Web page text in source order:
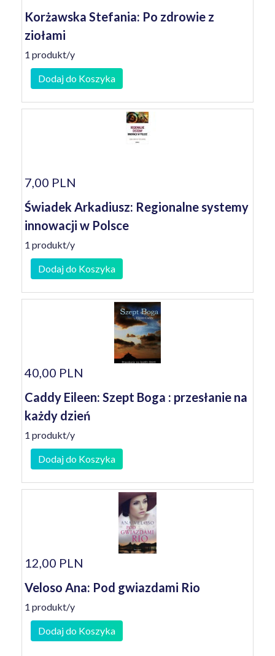
Korżawska Stefania: Po zdrowie z
ziołami
1 produkt/y
Dodaj do Koszyka
7,00 PLN
Świadek Arkadiusz: Regionalne systemy
innowacji w Polsce
1 produkt/y
Dodaj do Koszyka
40,00 PLN
Caddy Eileen: Szept Boga : przesłanie na
każdy dzień
1 produkt/y
Dodaj do Koszyka
12,00 PLN
Veloso Ana: Pod gwiazdami Rio
1 produkt/y
Dodaj do Koszyka